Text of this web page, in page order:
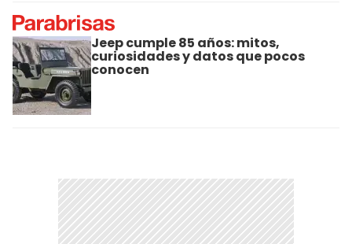
Jeep cumple 85 años: mitos,
curiosidades y datos que pocos
conocen